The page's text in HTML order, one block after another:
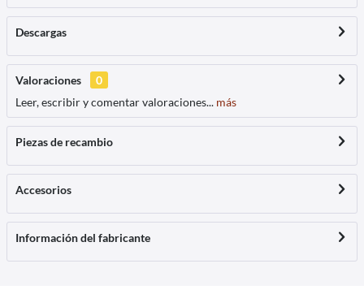
Descargas
Valoraciones
0
Leer, escribir y comentar valoraciones... más
Piezas de recambio
Accesorios
Información del fabricante